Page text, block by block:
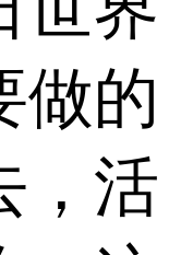
做的
，活